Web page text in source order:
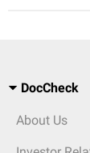
DocCheck
About Us